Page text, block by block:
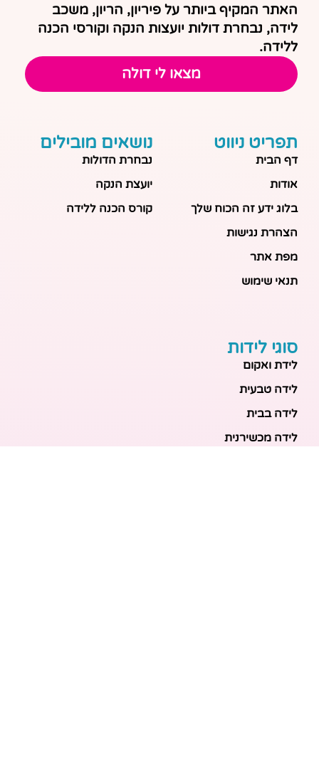
האתר המקיף ביותר על פיריון, הריון, משכב
לידה, נבחרת דולות יועצות הנקה וקורסי הכנה
ללידה.
מצאו לי דולה
תפריט ניווט
דף הבית
אודות
בלוג ידע זה הכוח שלך
הצהרת נגישות
מפת אתר
תנאי שימוש
נושאים מובילים
נבחרת הדולות
יועצת הנקה
קורס הכנה ללידה
סוגי לידות
לידת ואקום
לידה טבעית
לידה בבית
לידה מכשירנית